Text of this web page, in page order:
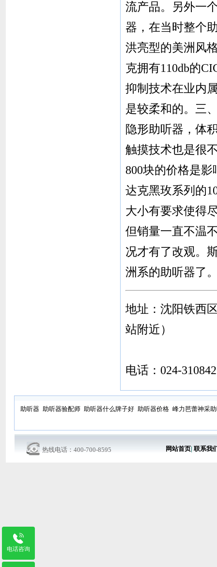
流产品。另外一
器，在当时整个
洪亮型的美洲风
克拥有110db的
抑制技术在业内
是较柔和的。三
隐形助听器，体
触摸技术也是很
800块的价格是
达克黑玫系列的
大小有要求使得
但销量一直不温
况才有了改观。
洲系的助听器了
地址：沈阳铁西
站附近）
电话：024-
助听器 助听器验配师 助听器什么牌子好 助听器价格 峰力芭蕾神采
热线电话：400-700-8595 网站首页| 联系我
电话咨询